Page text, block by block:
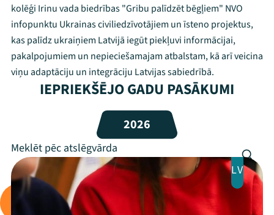
Mana programma
Festivāls
Programma
Arhīvs
Viņi bija LAMPĀ 2026
kolēģi Irinu vada biedrības "Gribu palīdzēt bēgļiem" NVO
infopunktu Ukrainas civiliedzīvotājiem un īsteno projektus,
kas palīdz ukraiņiem Latvijā iegūt piekļuvi informācijai,
pakalpojumiem un nepieciešamajam atbalstam, kā arī veicina
viņu adaptāciju un integrāciju Latvijas sabiedrībā.
IEPRIEKŠĒJO GADU PASĀKUMI
2026
LV